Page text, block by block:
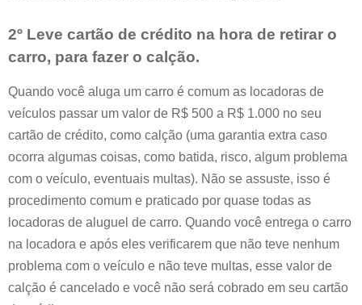
2º Leve cartão de crédito na hora de retirar o
carro, para fazer o calção.
Quando você aluga um carro é comum as locadoras de
veículos passar um valor de R$ 500 a R$ 1.000 no seu
cartão de crédito, como calção (uma garantia extra caso
ocorra algumas coisas, como batida, risco, algum problema
com o veículo, eventuais multas). Não se assuste, isso é
procedimento comum e praticado por quase todas as
locadoras de aluguel de carro. Quando você entrega o carro
na locadora e após eles verificarem que não teve nenhum
problema com o veículo e não teve multas, esse valor de
calção é cancelado e você não será cobrado em seu cartão